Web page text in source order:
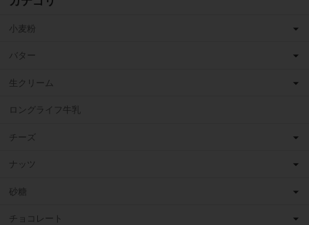
小麦粉
バター
生クリーム
ロングライフ牛乳
チーズ
ナッツ
砂糖
チョコレート